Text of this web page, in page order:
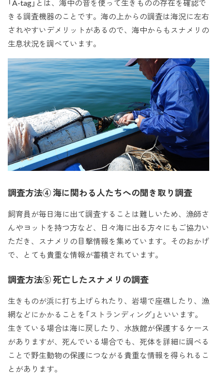
「A-tag」とは、海中の音を使って生きものの存在を確認で
きる調査機器のことです。海の上からの調査は海況に左右
されやすいデメリットがあるので、海中からもスナメリの
生息状況を調べています。
調査方法④ 海に関わる人たちへの聞き取り調査
飼育員が毎日海に出て調査することは難しいため、漁師さ
んやヨットを持つ方など、日々海に出る方々にもご協力い
ただき、スナメリの目撃情報を集めています。そのおかげ
で、とても貴重な情報が蓄積されています。
調査方法⑤ 死亡したスナメリの調査
生きものが浜に打ち上げられたり、岩場で座礁したり、漁
網などにかかることを「ストランディング」といいます。
生きている場合は海に戻したり、水族館が保護するケース
がありますが、死んでいる場合でも、死体を詳細に調べる
ことで野生動物の保護につながる貴重な情報を得られるこ
とがあります。